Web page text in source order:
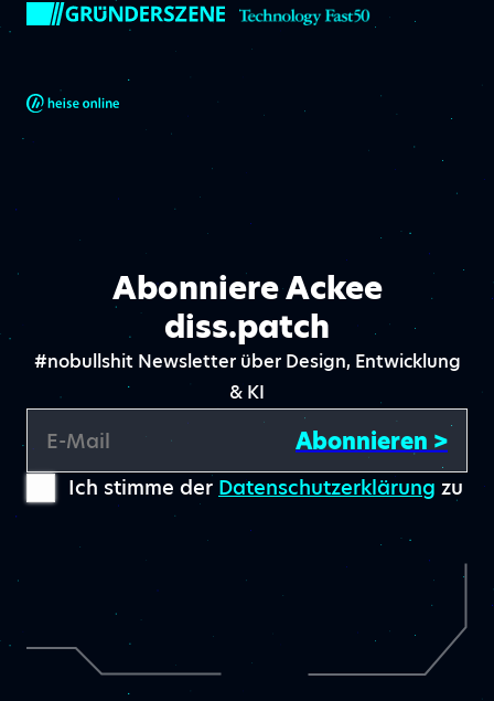
Abonniere Ackee
diss.patch
#nobullshit Newsletter über Design, Entwicklung
& KI
E-Mail Abonnieren >
Ich stimme der Datenschutzerklärung zu